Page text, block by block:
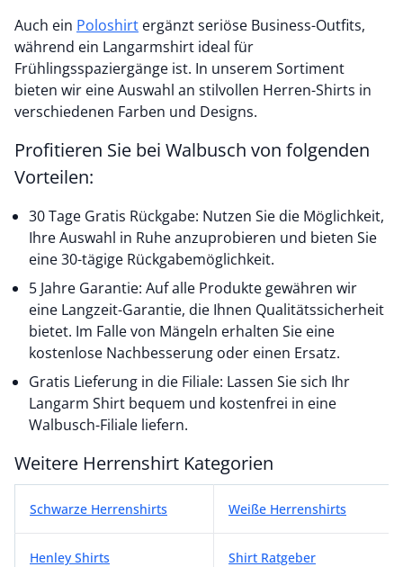
Auch ein Poloshirt
während ein Langarmshirt ideal für
Frühlingsspaziergänge ist. In unserem Sortiment
bieten wir eine Auswahl an stilvollen Herren-Shirts in
verschiedenen Farben und Designs.
Profitieren Sie bei Walbusch von folgenden
Vorteilen:
30 Tage Gratis Rückgabe: Nutzen Sie die Möglichkeit,
Ihre Auswahl in Ruhe anzuprobieren und bieten Sie
eine 30-tägige Rückgabemöglichkeit.
5 Jahre Garantie: Auf alle Produkte gewähren wir
eine Langzeit-Garantie, die Ihnen Qualitätssicherheit
bietet. Im Falle von Mängeln erhalten Sie eine
kostenlose Nachbesserung oder einen Ersatz.
Gratis Lieferung in die Filiale: Lassen Sie sich Ihr
Langarm Shirt bequem und kostenfrei in eine
Walbusch-Filiale liefern.
Weitere Herrenshirt Kategorien
Schwarze Herrenshirts Weiße Herrenshirts
Henley Shirts Shirt Ratgeber